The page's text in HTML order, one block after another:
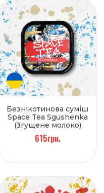
Безнікотинова суміш
Space Tea Sgushenka
(Згущене молоко)
250 г
615грн.